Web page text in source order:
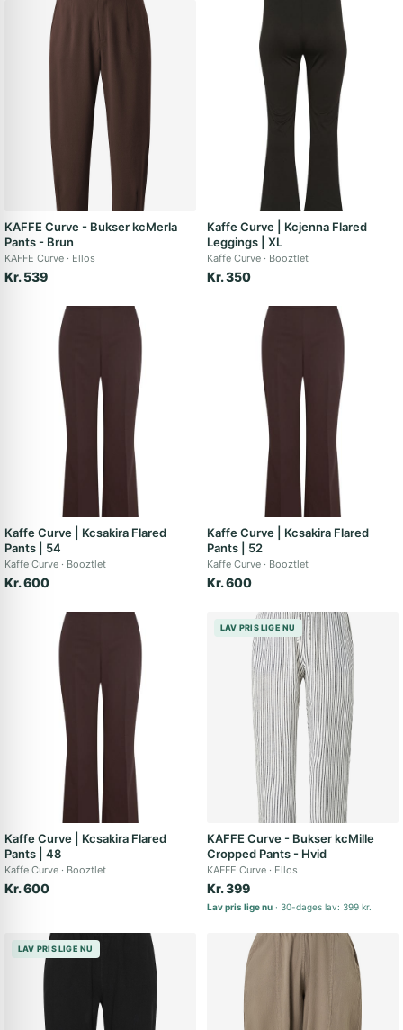
KAFFE Curve - Bukser kcMerla
Pants - Brun
KAFFE Curve Ellos
Kr. 539
Kaffe Curve | Kcjenna Flared
Leggings | XL
Kaffe Curve Booztlet
Kr. 350
Kaffe Curve | Kcsakira Flared
Pants | 54
Kaffe Curve Booztlet
Kr. 600
Kaffe Curve | Kcsakira Flared
Pants | 52
Kaffe Curve Booztlet
Kr. 600
Kaffe Curve | Kcsakira Flared
Pants | 48
Kaffe Curve Booztlet
Kr. 600
LAV PRIS LIGE NU
KAFFE Curve - Bukser kcMille
Cropped Pants - Hvid
KAFFE Curve Ellos
Kr. 399
Lav pris lige nu 30-dages lav: 399 kr.
LAV PRIS LIGE NU